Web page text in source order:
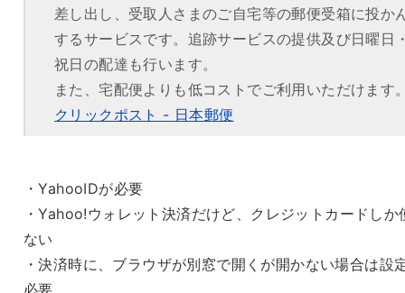
差し出し、受取人さまのご自宅等の郵便受箱に投か
するサービスです。追跡サービスの提供及び日曜日
祝日の配達も行います。
また、宅配便よりも低コストでご利用いただけます
クリックポスト - 日本郵便
・YahooIDが必要
・Yahoo!ウォレット決済だけど、クレジットカードしか
ない
・決済時に、ブラウザが別窓で開くが開かない場合は設
必要